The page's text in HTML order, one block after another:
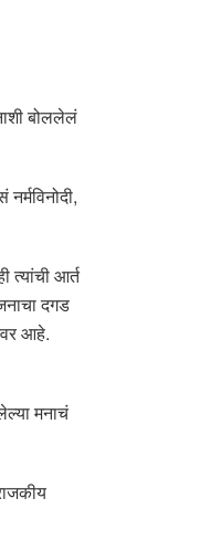
बोललेलं
त्यांची आर्त
दगड
आहे.
मनाचं